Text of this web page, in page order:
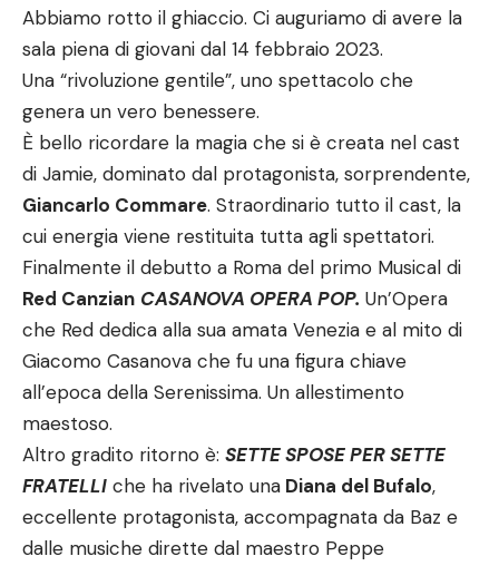
Abbiamo rotto il ghiaccio. Ci auguriamo di avere la
sala piena di giovani dal 14 febbraio 2023.
Una “rivoluzione gentile”, uno spettacolo che
genera un vero benessere.
È bello ricordare la magia che si è creata nel cast
di Jamie, dominato dal protagonista, sorprendente,
Giancarlo Commare. Straordinario tutto il cast, la
cui energia viene restituita tutta agli spettatori.
Finalmente il debutto a Roma del primo Musical di
Red Canzian CASANOVA OPERA POP. Un’Opera
che Red dedica alla sua amata Venezia e al mito di
Giacomo Casanova che fu una figura chiave
all’epoca della Serenissima. Un allestimento
maestoso.
Altro gradito ritorno è: SETTE SPOSE PER SETTE
FRATELLI che ha rivelato una Diana del Bufalo,
eccellente protagonista, accompagnata da Baz e
dalle musiche dirette dal maestro Peppe